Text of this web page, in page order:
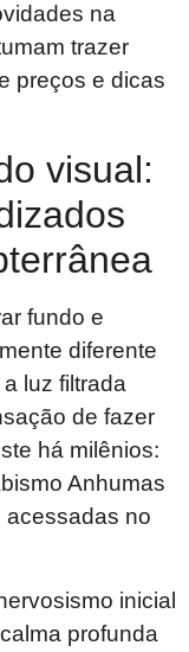
na
trazer
preços e dicas
visual:
fundo e
diferente
luz filtrada
de fazer
há milênios:
Anhumas
acessadas no
inicial
profunda